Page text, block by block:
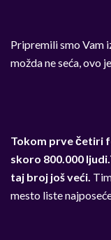
Pripremili smo Vam
možda ne seća, ovo
Tokom prve četiri
skoro 800.000
taj broj još veći.
mesto liste